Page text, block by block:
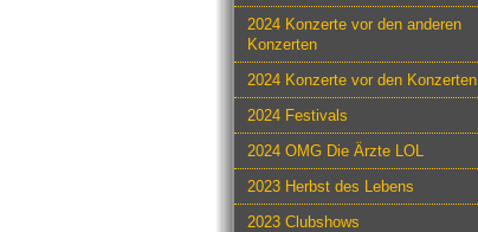
2024 Konzerte vor den anderen
Konzerten
2024 Konzerte vor den Konzerten
2024 Festivals
2024 OMG Die Ärzte LOL
2023 Herbst des Lebens
2023 Clubshows